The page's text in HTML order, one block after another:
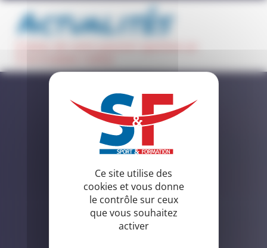
Actualités
faites de votre passion sportive un
Ce site utilise des
cookies et vous donne
le contrôle sur ceux
que vous souhaitez
activer